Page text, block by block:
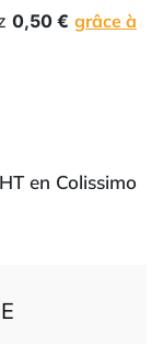
0,50 € grâce à
en Colissimo